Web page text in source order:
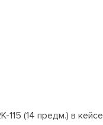
(14 предм.) в кейсе